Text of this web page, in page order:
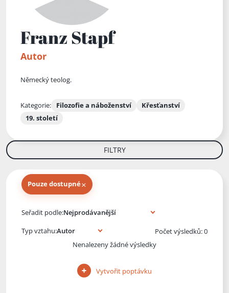
Franz Stapf
Autor
Německý teolog.
Kategorie: Filozofie a náboženství
Křesťanství
19. století
FILTRY
Pouze dostupné×
Seřadit podle:
Typ vztahu:
Počet výsledků: 0
Nenalezeny žádné výsledky
Vytvořit poptávku